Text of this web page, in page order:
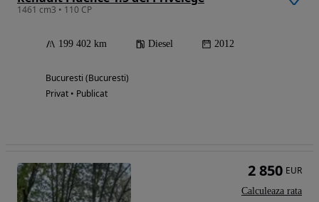
1461 cm3 • 110 CP
199 402 km Diesel 2012
Bucuresti (Bucuresti)
Privat • Publicat
2 850 EUR
Calculeaza rata